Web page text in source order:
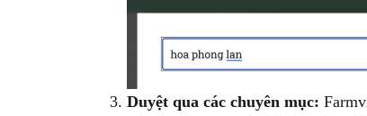
Duyệt qua các chuyên mục: